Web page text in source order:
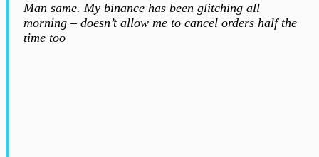
Man same. My binance has been glitching all
morning – doesn’t allow me to cancel orders half the
time too